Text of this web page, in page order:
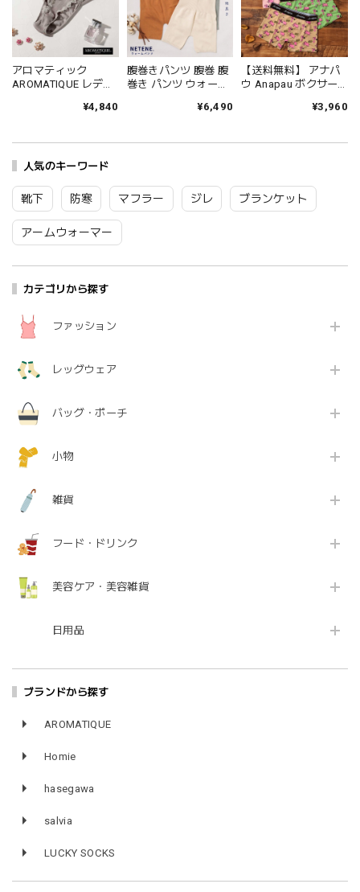
人気のキーワード
靴下 防寒 マフラー ジレ ブランケット
アームウォーマー
カテゴリから探す
ファッション
レッグウェア
バッグ・ポーチ
小物
雑貨
フード・ドリンク
美容ケア・美容雑貨
日用品
ブランドから探す
AROMATIQUE
Homie
hasegawa
salvia
LUCKY SOCKS
アロマティック
AROMATIQUE レディ
ショーツ パンツ レー
ブランド ギフト プレ
E660AR At006
¥4,840
腹巻きパンツ 腹巻 腹
巻き パンツ ウォーム
巻付き 腹巻付きパン
シー NTN2021-10
Sw002
¥6,490
【送料無料】 アナパ
ウ Anapau ボクサー
メンズ 男性 ブランド
an075
¥3,960